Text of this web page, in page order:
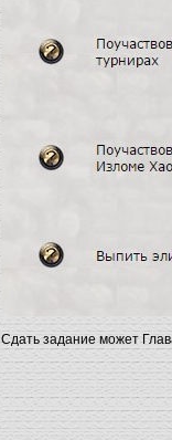
Сдать задание может